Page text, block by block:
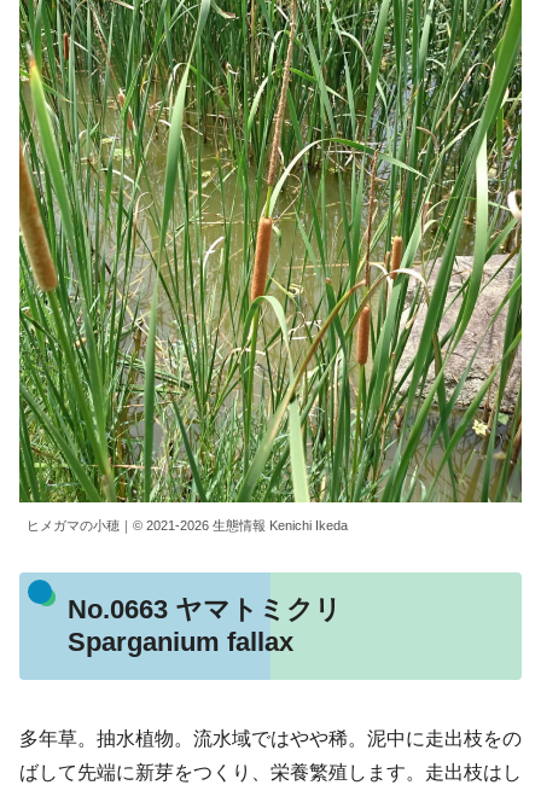
ヒメガマの小穂｜© 2021-2026 生態情報 Kenichi Ikeda
No.0663 ヤマトミクリ
Sparganium fallax
多年草。抽水植物。流水域ではやや稀。泥中に走出枝をの
ばして先端に新芽をつくり、栄養繁殖します。走出枝はし